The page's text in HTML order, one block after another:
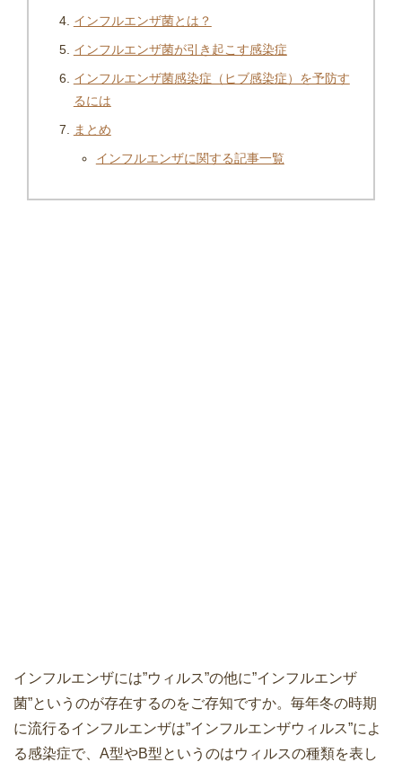
インフルエンザ菌とは？
インフルエンザ菌が引き起こす感染症
インフルエンザ菌感染症（ヒブ感染症）を予防す
るには
まとめ
インフルエンザに関する記事一覧
インフルエンザには”ウィルス”の他に”インフルエンザ
菌”というのが存在するのをご存知ですか。毎年冬の時期
に流行るインフルエンザは”インフルエンザウィルス”によ
る感染症で、A型やB型というのはウィルスの種類を表し